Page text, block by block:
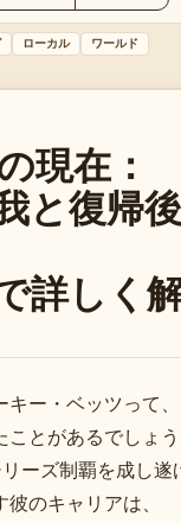
ローカル
ワールド
現在：
と復帰
詳しく
ー・ベッツって、
ことがあるでしょ
ーズ制覇を成し遂
のキャリアは、